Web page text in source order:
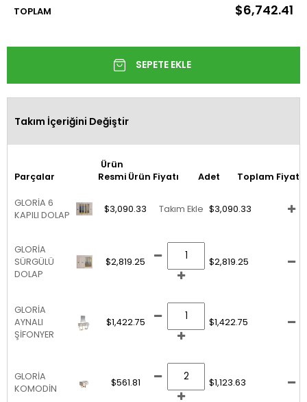
TOPLAM $6,742.41
Takım İçeriğini Değiştir
Parçalar
Ürün
Resmi Ürün Fiyatı Adet Toplam Fiyat
GLORİA 6
KAPILI DOLAP
$3,090.33 Takım Ekle $3,090.33
GLORİA
SÜRGÜLÜ
DOLAP
$2,819.25 $2,819.25
GLORİA
AYNALI
ŞİFONYER
$1,422.75 $1,422.75
GLORİA
KOMODİN
$561.81 $1,123.63